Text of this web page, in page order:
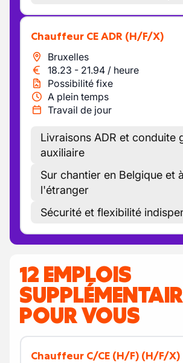
Chauffeur CE ADR (H/F/X)
Bruxelles
18.23 - 21.94 / heure
Possibilité fixe
A plein temps
Travail de jour
Livraisons ADR et conduite
auxiliaire
Sur chantier en Belgique et à
l'étranger
Sécurité et flexibilité
12 EMPLOIS
POUR VOUS
chauffeur C/CE (H/F) (H/F/X)